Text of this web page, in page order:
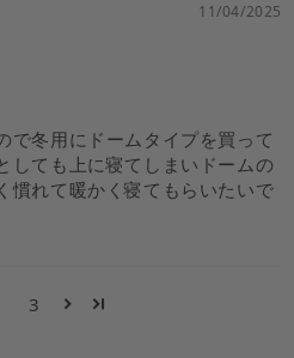
11/04/2025
で冬用にドームタイプを買って
しても上に寝てしまいドームの
慣れて暖かく寝てもらいたいで
3